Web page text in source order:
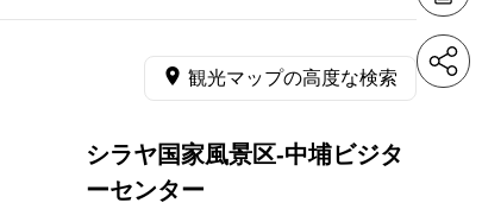
観光マップの高度な検索
シラヤ国家風景区-中埔ビジタ
ーセンター